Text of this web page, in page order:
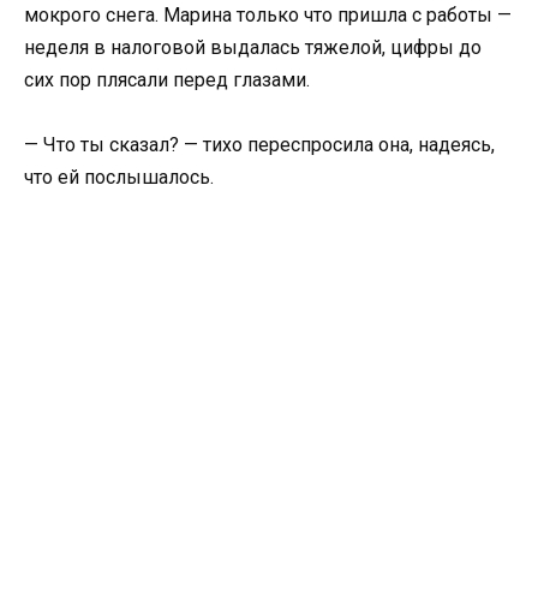
мокрого снега. Марина только что пришла с работы —
неделя в налоговой выдалась тяжелой, цифры до
сих пор плясали перед глазами.
— Что ты сказал? — тихо переспросила она, надеясь,
что ей послышалось.